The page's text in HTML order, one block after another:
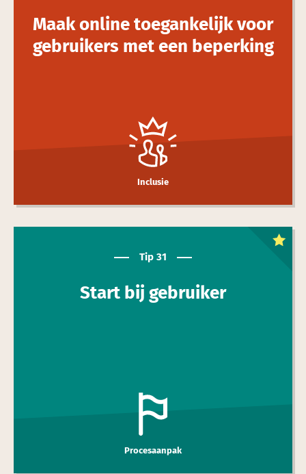
Maak online toegan­kelijk voor
gebruikers met een beperking
Inclusie
Dit is een
Tip 31
Start bij gebruiker
Procesaanpak